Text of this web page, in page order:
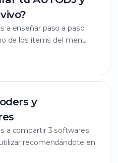
a enseñar paso a paso
de los items del menu
y
a compartir 3 softwares
recomendándote en